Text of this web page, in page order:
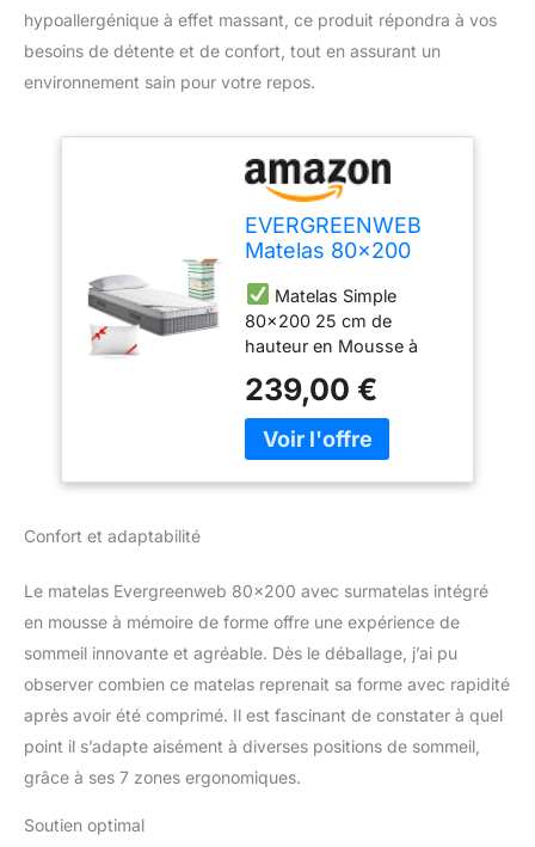
hypoallergénique à effet massant, ce produit répondra à vos
besoins de détente et de confort, tout en assurant un
environnement sain pour votre repos.
EVERGREENWEB
Matelas 80x200
intégré en Mousse
à Mémoire de
Forme 7 Zones
Ergonomique, 25
cm de hauteur +
Oreiller GRATUIT,
Housse Blanc
Rembourré à Effet
Matelas Simple
80x200 25 cm de
hauteur en Mousse à
Surmatelas à fermeté
Moyenne. Propriétés
orthopédiques Auto-
alignement parfait de la
colonne vertébrale et un
soutien personnalisé à
chaque partie du corps.
Idéal pour tout type de
sommier ou de lit.
Housse blanche, Oreiller
cervical en Mousse à
239,00 €
Confort et adaptabilité
Le matelas Evergreenweb 80×200 avec surmatelas intégré
en mousse à mémoire de forme offre une expérience de
sommeil innovante et agréable. Dès le déballage, j’ai pu
observer combien ce matelas reprenait sa forme avec rapidité
après avoir été comprimé. Il est fascinant de constater à quel
point il s’adapte aisément à diverses positions de sommeil,
grâce à ses 7 zones ergonomiques.
Soutien optimal